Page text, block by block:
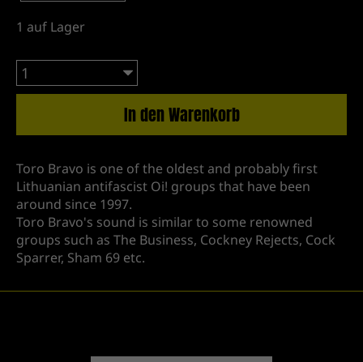
1 auf Lager
In den Warenkorb
Toro Bravo is one of the oldest and probably first
Lithuanian antifascist Oi! groups that have been
around since 1997.
Toro Bravo's sound is similar to some renowned
groups such as The Business, Cockney Rejects, Cock
Sparrer, Sham 69 etc.